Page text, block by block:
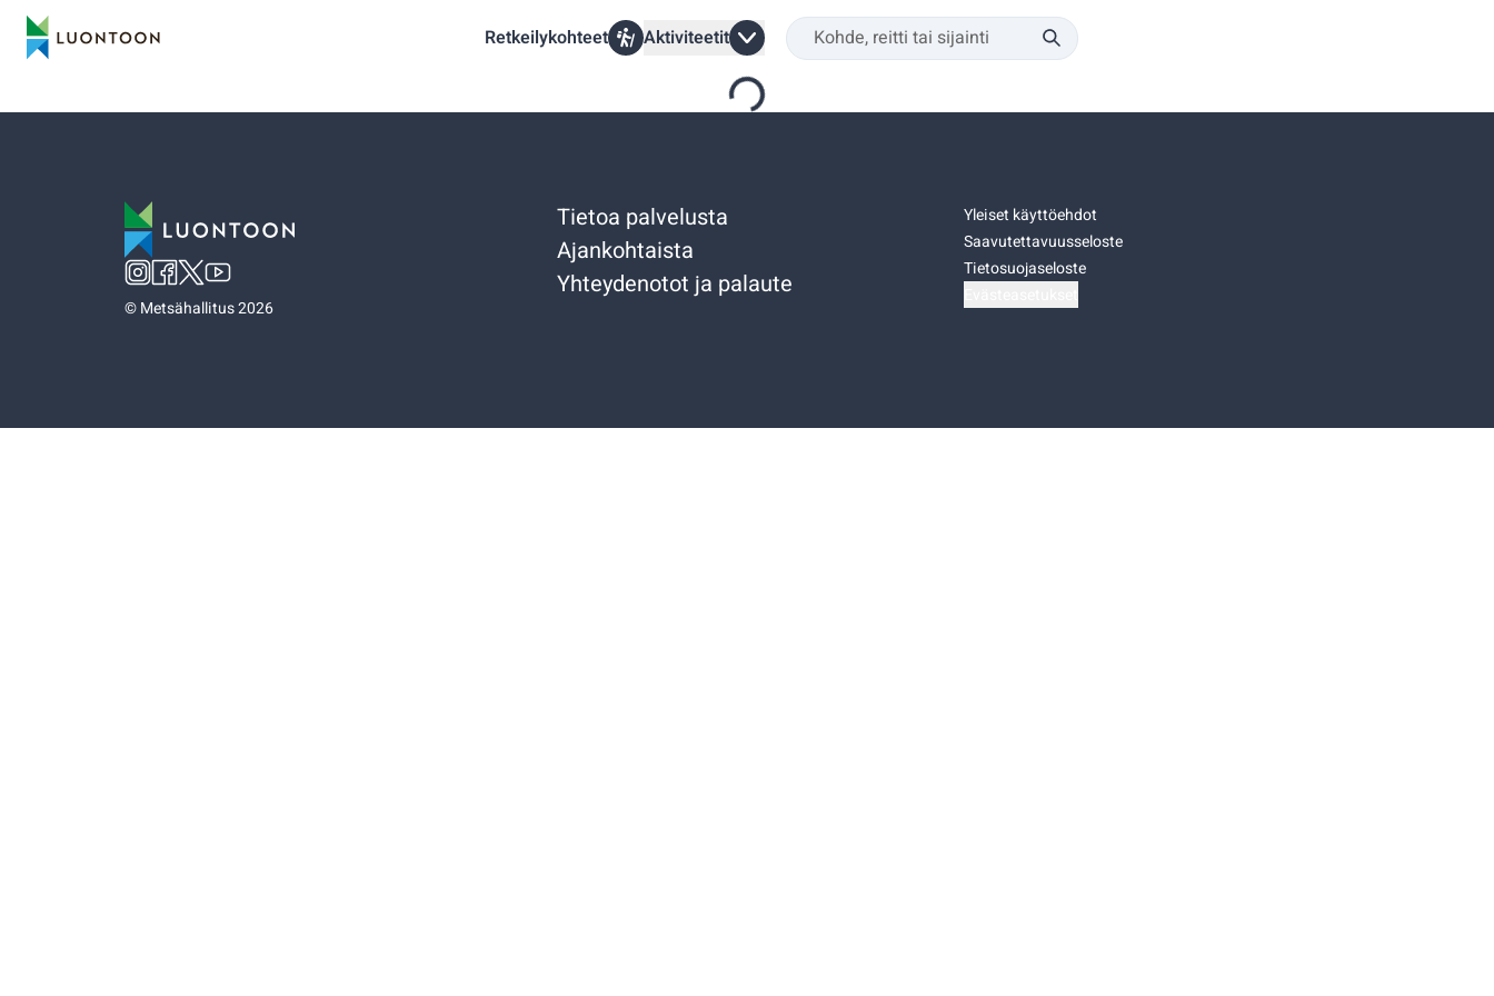
Retkeilykohteet Aktiviteetit
©Metsähallitus 2026
Tietoa palvelusta
Ajankohtaista
Yhteydenotot ja palaute
Yleiset käyttöehdot
Saavutettavuusseloste
Tietosuojaseloste